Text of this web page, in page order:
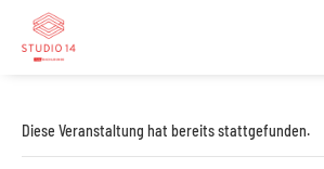
Diese Veranstaltung hat bereits stattgefunden.